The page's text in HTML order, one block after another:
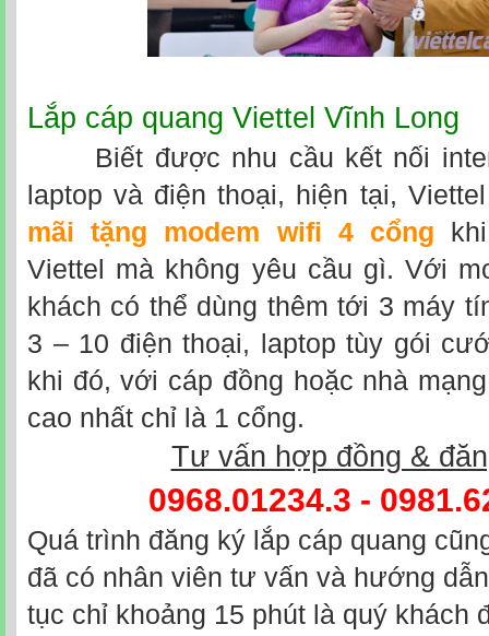
Lắp cáp quang Viettel Vĩnh Long
Biết được nhu cầu kết nối
laptop và điện thoại, hiện tại,
mãi tặng modem wifi 4 cổng
Viettel mà không yêu cầu gì. Với
khách có thể dùng thêm tới 3 máy
3 – 10 điện thoại, laptop tùy gói
khi đó, với cáp đồng hoặc nhà
cao nhất chỉ là 1 cổng.
Tư vấn hợp đồng &
0968.01234.3 -
Quá trình đăng ký lắp cáp quang
đã có nhân viên tư vấn và hướng
tục chỉ khoảng 15 phút là quý khách